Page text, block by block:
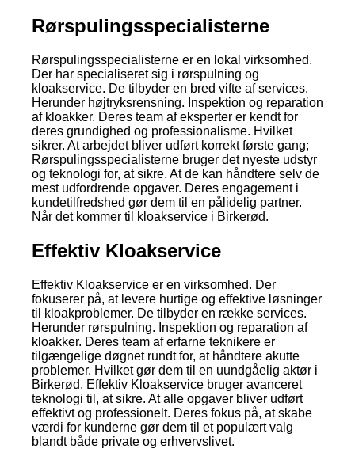
Rørspulingsspecialisterne
Rørspulingsspecialisterne er en lokal virksomhed.
Der har specialiseret sig i rørspulning og
kloakservice. De tilbyder en bred vifte af services.
Herunder højtryksrensning. Inspektion og reparation
af kloakker. Deres team af eksperter er kendt for
deres grundighed og professionalisme. Hvilket
sikrer. At arbejdet bliver udført korrekt første gang;
Rørspulingsspecialisterne bruger det nyeste udstyr
og teknologi for, at sikre. At de kan håndtere selv de
mest udfordrende opgaver. Deres engagement i
kundetilfredshed gør dem til en pålidelig partner.
Når det kommer til kloakservice i Birkerød.
Effektiv Kloakservice
Effektiv Kloakservice er en virksomhed. Der
fokuserer på, at levere hurtige og effektive løsninger
til kloakproblemer. De tilbyder en række services.
Herunder rørspulning. Inspektion og reparation af
kloakker. Deres team af erfarne teknikere er
tilgængelige døgnet rundt for, at håndtere akutte
problemer. Hvilket gør dem til en uundgåelig aktør i
Birkerød. Effektiv Kloakservice bruger avanceret
teknologi til, at sikre. At alle opgaver bliver udført
effektivt og professionelt. Deres fokus på, at skabe
værdi for kunderne gør dem til et populært valg
blandt både private og erhvervslivet.